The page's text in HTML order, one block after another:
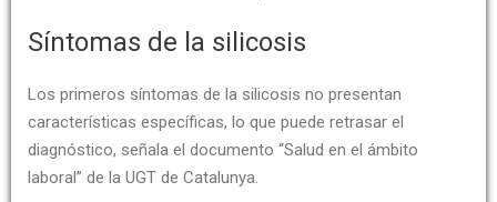
Síntomas de la silicosis
Los primeros síntomas de la silicosis no presentan
características específicas, lo que puede retrasar el
diagnóstico, señala el documento “Salud en el ámbito
laboral” de la UGT de Catalunya.